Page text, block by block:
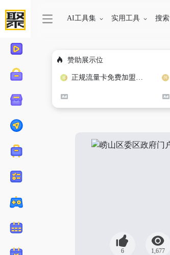
AI工具集 实用工具 搜索
赞助展示位
正规流量卡免费加盟合作
6 1,677